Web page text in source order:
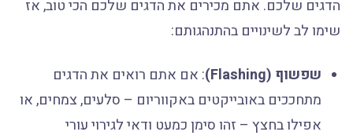
הדגים שלכם. אתם מכירים את הדגים שלכם הכי טוב, אז
שימו לב לשינויים בהתנהגותם:
שפשוף (Flashing)
: אם אתם רואים את הדגים
מתחככים באובייקטים באקווריום – סלעים, צמחים, או
אפילו בחצץ – זהו סימן כמעט ודאי לגירוי עורי